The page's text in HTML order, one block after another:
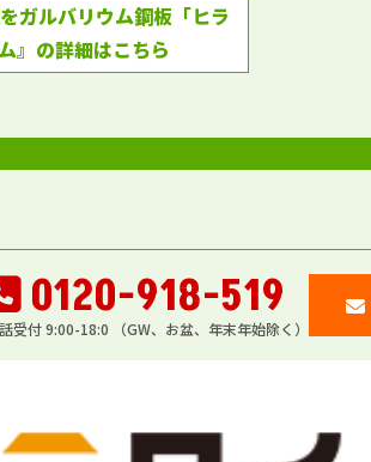
ガルバリウム鋼板「ヒラ
』の詳細はこちら
0120-918-519
受付 9:00-18:0 （GW、お盆、年末年始除く）